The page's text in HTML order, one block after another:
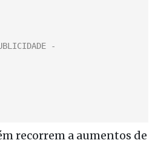
recorrem a aumentos de